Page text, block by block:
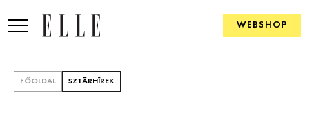
WEBSHOP
FŐOLDAL SZTÁRHÍREK